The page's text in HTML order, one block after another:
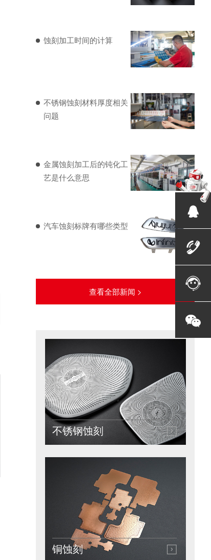
蚀刻加工时间的计算
不锈钢蚀刻材料厚度相关
问题
金属蚀刻加工后的钝化工
艺是什么意思
汽车蚀刻标牌有哪些类型
查看全部新闻 >
不锈钢蚀刻
铜蚀刻